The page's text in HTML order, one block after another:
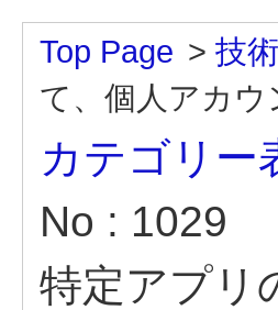
Top Page > 技
て、個人アカ
カテゴリー
No : 1029
特定アプリ